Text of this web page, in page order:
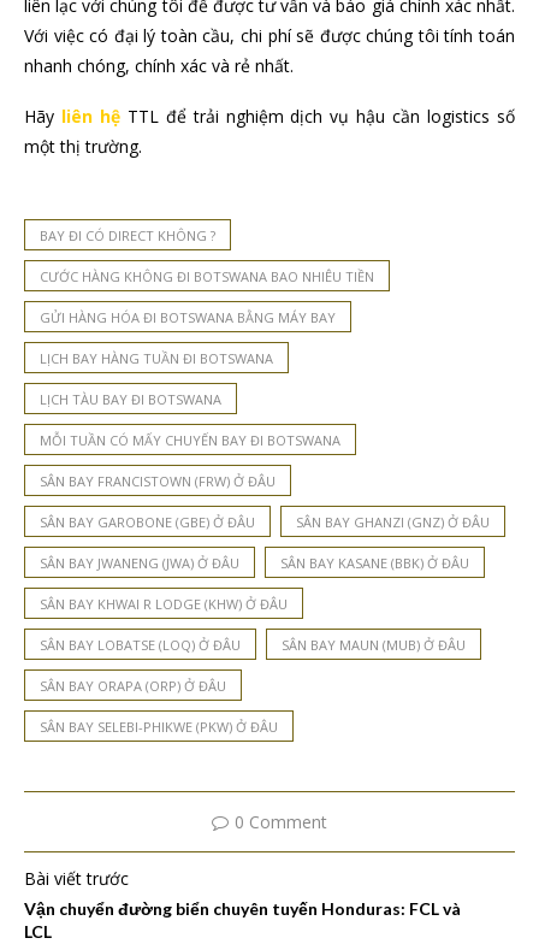
liên lạc với chúng tôi để được tư vấn và báo giá chính xác nhất.
Với việc có đại lý toàn cầu, chi phí sẽ được chúng tôi tính toán
nhanh chóng, chính xác và rẻ nhất.
Hãy liên hệTTL để trải nghiệm dịch vụ hậu cần logistics số
một thị trường.
BAY ĐI CÓ DIRECT KHÔNG ?
CƯỚC HÀNG KHÔNG ĐI BOTSWANA BAO NHIÊU TIỀN
GỬI HÀNG HÓA ĐI BOTSWANA BẰNG MÁY BAY
LỊCH BAY HÀNG TUẦN ĐI BOTSWANA
LỊCH TÀU BAY ĐI BOTSWANA
MỖI TUẦN CÓ MẤY CHUYẾN BAY ĐI BOTSWANA
SÂN BAY FRANCISTOWN (FRW) Ở ĐÂU
SÂN BAY GAROBONE (GBE) Ở ĐÂU SÂN BAY GHANZI (GNZ) Ở ĐÂU
SÂN BAY JWANENG (JWA) Ở ĐÂU SÂN BAY KASANE (BBK) Ở ĐÂU
SÂN BAY KHWAI R LODGE (KHW) Ở ĐÂU
SÂN BAY LOBATSE (LOQ) Ở ĐÂU SÂN BAY MAUN (MUB) Ở ĐÂU
SÂN BAY ORAPA (ORP) Ở ĐÂU
SÂN BAY SELEBI-PHIKWE (PKW) Ở ĐÂU
0 Comment
Bài viết trước
Vận chuyển đường biển chuyên tuyến Honduras: FCL và
LCL